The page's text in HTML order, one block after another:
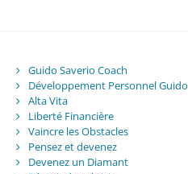
Guido Saverio Coach
Développement Personnel Guido
Alta Vita
Liberté Financière
Vaincre les Obstacles
Pensez et devenez
Devenez un Diamant